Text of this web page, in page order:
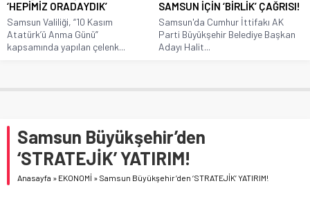
‘HEPİMİZ ORADAYDIK’
Samsun Valiliği, “10 Kasım
Atatürk’ü Anma Günü”
kapsamında yapılan çelenk...
SAMSUN İÇİN ‘BİRLİK’ ÇAĞRISI!
Samsun'da Cumhur İttifakı AK
Parti Büyükşehir Belediye Başkan
Adayı Halit...
Samsun Büyükşehir’den
‘STRATEJİK’ YATIRIM!
Anasayfa » EKONOMİ » Samsun Büyükşehir’den ‘STRATEJİK’ YATIRIM!